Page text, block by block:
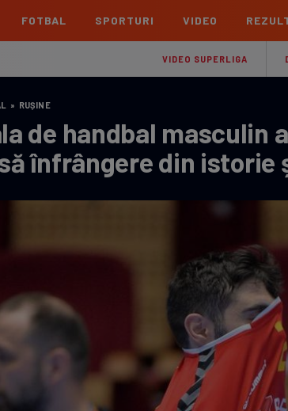
FOTBAL
Liga 2
Echipe Clasament
Echipe Meciuri
Europa
Echipe
Echipe
Echipe
Premier
Serie A
Echipe
SPORTURI VIDEO
VIDEO SUPERLIGA
» RUȘINE
de handbal masculin
înfrângere din istorie